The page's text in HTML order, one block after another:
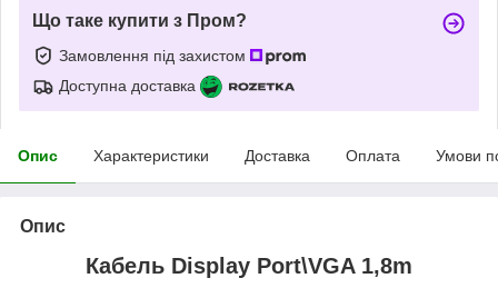
Що таке купити з Пром?
Замовлення під захистом
Доступна доставка
Опис Характеристики Доставка Оплата Умови
Опис
Кабель Display Port\VGA 1,8m